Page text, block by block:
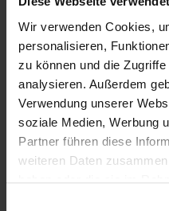
Wir verwenden Cookies,
personalisieren,
zu können und die
analysieren. Außerdem
Verwendung unserer
soziale Medien, Werbung
Partner führen diese
weiteren Daten
haben oder die sie im